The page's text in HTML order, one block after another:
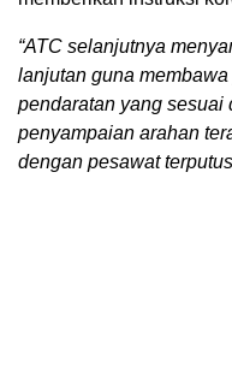
“ATC selanjutnya
lanjutan guna
pendaratan yang sesuai
penyampaian arahan
dengan pesawat